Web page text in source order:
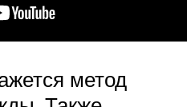
метод